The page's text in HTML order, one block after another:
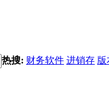
热搜: 财务软件 进销存 版